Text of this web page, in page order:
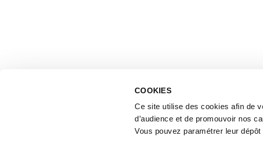
COOKIES
Ce site utilise des cookies afin de
d’audience et de promouvoir nos
Vous pouvez paramétrer leur